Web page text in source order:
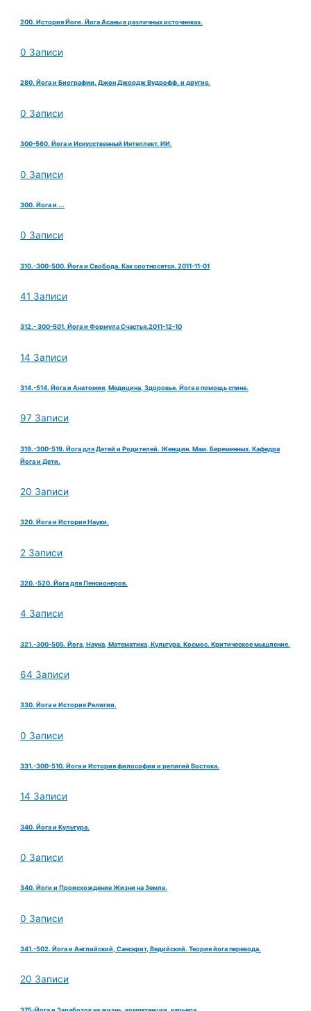
200. История Йоги. Йога Асаны в различных источниках.
0 Записи
280. Йога и Биографии. Джон Джордж Вудрофф. и другие.
0 Записи
300-560. Йога и Искусственный Интеллект. ИИ.
0 Записи
300. Йога и ...
0 Записи
310.-300-500. Йога и Свобода. Как соотносятся. 2011-11-01
41 Записи
312.- 300-501. Йога и Формула Счастья.2011-12-10
14 Записи
314.-514. Йога и Анатомия, Медицина, Здоровье. Йога в помощь спине.
97 Записи
319.-300-519. Йога для Детей и Родителей. Женщин. Мам. Беременных. Кафедра
Йога и Дети.
20 Записи
320. Йога и История Науки.
2 Записи
320.-520. Йога для Пенсионеров.
4 Записи
321.-300-505. Йога, Наука, Математика, Культура. Космос. Критическое мышление.
64 Записи
330. Йога и История Религии.
0 Записи
331.-300-510. Йога и История философии и религий Востока.
14 Записи
340. Йога и Культура.
0 Записи
340. Йоги и Происхождение Жизни на Земле.
0 Записи
341.-502. Йога и Английский, Санскрит, Ведийский. Теория йога перевода.
20 Записи